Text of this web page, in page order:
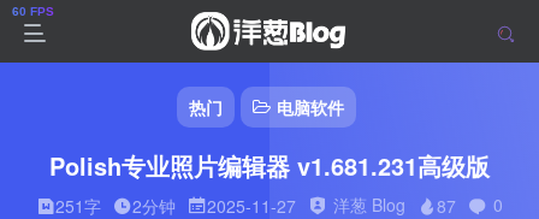
热门 电脑软件
Polish专业照片编辑器 v1.681.231高级版
251字 2分钟 2025-11-27 洋葱 Blog 87
0